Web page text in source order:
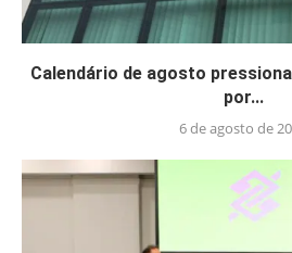
Calendário de agosto
por...
6 de agosto de